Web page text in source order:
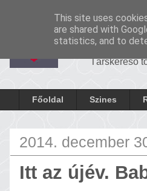
Cronosrandi
Társkereső
Főoldal Szines
2014. december
Itt az újév.
This site uses
are shared with
statistics, and to